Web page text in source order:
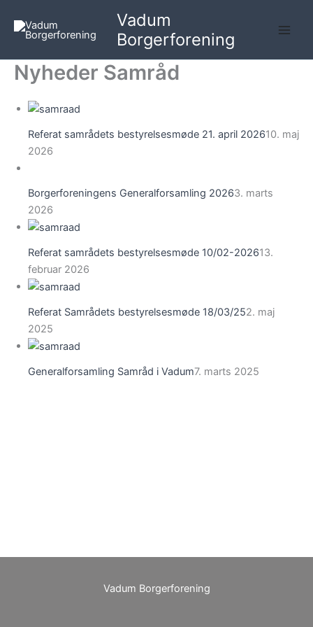
indholdet
Vadum
Borgerforening
Nyheder Samråd
Referat samrådets bestyrelsesmøde 21. april 202610. maj
2026
Borgerforeningens Generalforsamling 20263. marts
2026
Referat samrådets bestyrelsesmøde 10/02-202613.
februar 2026
Referat Samrådets bestyrelsesmøde 18/03/252. maj
2025
Generalforsamling Samråd i Vadum7. marts 2025
Vadum Borgerforening